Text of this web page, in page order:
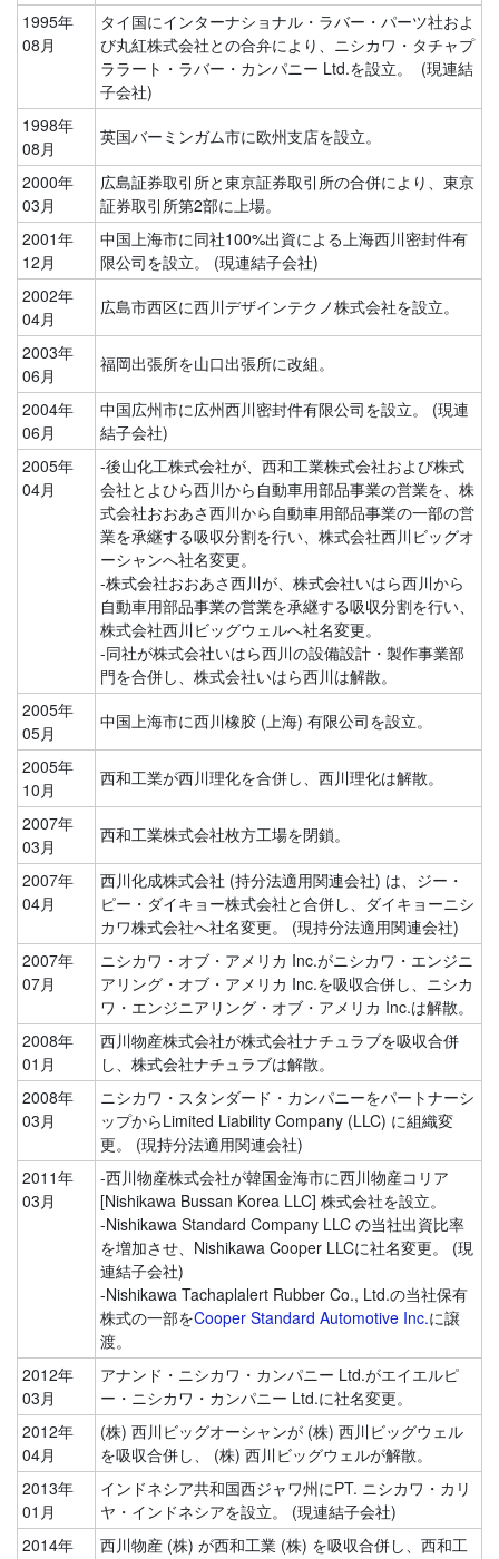
1995年
08月
タイ国にインターナショナル・ラバー・パーツ社およ
び丸紅株式会社との合弁により、ニシカワ・タチャプ
ララート・ラバー・カンパニー Ltd.を設立。 (現連結
子会社)
1998年
08月
英国バーミンガム市に欧州支店を設立。
2000年
03月
広島証券取引所と東京証券取引所の合併により、東京
証券取引所第2部に上場。
2001年
12月
中国上海市に同社100%出資による上海西川密封件有
限公司を設立。 (現連結子会社)
2002年
04月
広島市西区に西川デザインテクノ株式会社を設立。
2003年
06月
福岡出張所を山口出張所に改組。
2004年
06月
中国広州市に広州西川密封件有限公司を設立。 (現連
結子会社)
2005年
04月
-後山化工株式会社が、西和工業株式会社および株式
会社とよひら西川から自動車用部品事業の営業を、株
式会社おおあさ西川から自動車用部品事業の一部の営
業を承継する吸収分割を行い、株式会社西川ビッグオ
ーシャンへ社名変更。
-株式会社おおあさ西川が、株式会社いはら西川から
自動車用部品事業の営業を承継する吸収分割を行い、
株式会社西川ビッグウェルへ社名変更。
-同社が株式会社いはら西川の設備設計・製作事業部
門を合併し、株式会社いはら西川は解散。
2005年
05月
中国上海市に西川橡胶 (上海) 有限公司を設立。
2005年
10月
西和工業が西川理化を合併し、西川理化は解散。
2007年
03月
西和工業株式会社枚方工場を閉鎖。
2007年
04月
西川化成株式会社 (持分法適用関連会社) は、ジー・
ピー・ダイキョー株式会社と合併し、ダイキョーニシ
カワ株式会社へ社名変更。 (現持分法適用関連会社)
2007年
07月
ニシカワ・オブ・アメリカ Inc.がニシカワ・エンジニ
アリング・オブ・アメリカ Inc.を吸収合併し、ニシカ
ワ・エンジニアリング・オブ・アメリカ Inc.は解散。
2008年
01月
西川物産株式会社が株式会社ナチュラブを吸収合併
し、株式会社ナチュラブは解散。
2008年
03月
ニシカワ・スタンダード・カンパニーをパートナーシ
ップからLimited Liability Company (LLC) に組織変
更。 (現持分法適用関連会社)
2011年
03月
-西川物産株式会社が韓国金海市に西川物産コリア
[Nishikawa Bussan Korea LLC] 株式会社を設立。
-Nishikawa Standard Company LLC の当社出資比率
を増加させ、Nishikawa Cooper LLCに社名変更。 (現
連結子会社)
-Nishikawa Tachaplalert Rubber Co., Ltd.の当社保有
株式の一部をCooper Standard Automotive Inc.に譲
渡。
2012年
03月
アナンド・ニシカワ・カンパニー Ltd.がエイエルピ
ー・ニシカワ・カンパニー Ltd.に社名変更。
2012年
04月
(株) 西川ビッグオーシャンが (株) 西川ビッグウェル
を吸収合併し、 (株) 西川ビッグウェルが解散。
2013年
01月
インドネシア共和国西ジャワ州にPT. ニシカワ・カリ
ヤ・インドネシアを設立。 (現連結子会社)
2014年
西川物産 (株) が西和工業 (株) を吸収合併し、西和工